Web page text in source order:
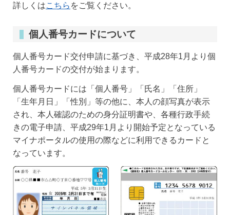
詳しくはこちら をご覧ください。
個人番号カードについて
個人番号カード交付申請に基づき、平成28年1月より個
人番号カードの交付が始まります。
個人番号カードには「個人番号」「氏名」「住所」
「生年月日」「性別」等の他に、本人の顔写真が表示
され、本人確認のための身分証明書や、各種行政手続
きの電子申請、平成29年1月より開始予定となっている
マイナポータルの使用の際などに利用できるカードと
なっています。